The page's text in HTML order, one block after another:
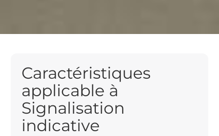
Caractéristiques
applicable à
Signalisation
indicative